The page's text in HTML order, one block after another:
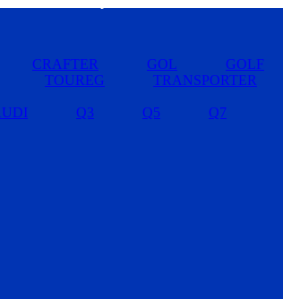
CRAFTER GOL GOLF
TOUREG TRANSPORTER
Q3 Q5 Q7